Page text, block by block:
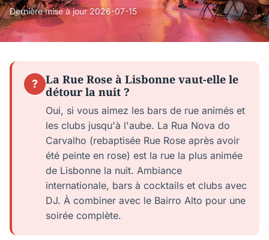
Dernière mise à jour2026-07-15
?
La Rue Rose à Lisbonne vaut-elle le
détour la nuit ?
Oui, si vous aimez les bars de rue animés et
les clubs jusqu'à l'aube. La Rua Nova do
Carvalho (rebaptisée Rue Rose après avoir
été peinte en rose) est la rue la plus animée
de Lisbonne la nuit. Ambiance
internationale, bars à cocktails et clubs avec
DJ. À combiner avec le Bairro Alto pour une
soirée complète.